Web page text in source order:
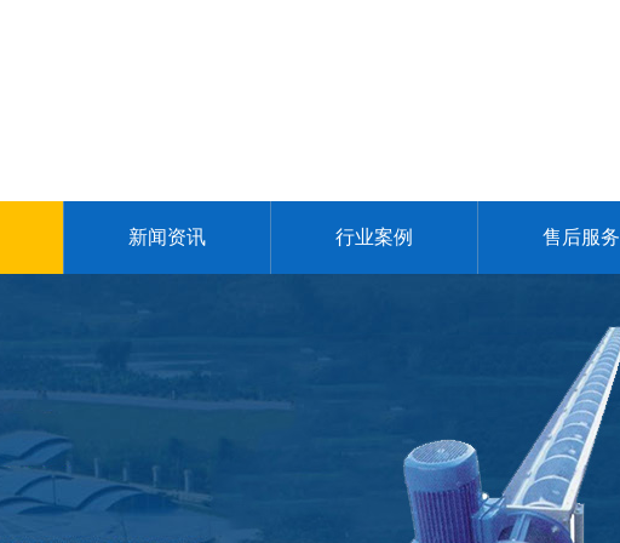
新闻资讯 行业案例 售后服务